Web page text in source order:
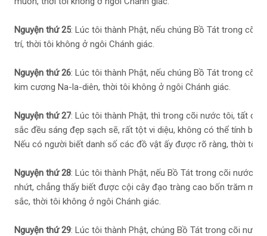
Nguyện thứ 25: Lúc tôi thành Phật, nếu chúng Bồ Tát trong cõi
trí, thời tôi không ở ngôi Chánh giác.
Nguyện thứ 26: Lúc tôi thành Phật, nếu chúng Bồ Tát trong cõi
kim cương Na-la-diên, thời tôi không ở ngôi Chánh giác.
Nguyện thứ 27: Lúc tôi thành Phật, thì trong cõi nước tôi, tất cả
sắc đều sáng đẹp sạch sẽ, rất tột vi diệu, không có thể tính
Nếu có người biết danh số các đồ vật ấy được rõ ràng, thời tôi
Nguyện thứ 28: Lúc tôi thành Phật, nếu Bồ Tát trong cõi nước
nhứt, chẳng thấy biết được cội cây đạo tràng cao bốn trăm
sắc, thời tôi không ở ngôi Chánh giác.
Nguyện thứ 29: Lúc tôi thành Phật, chúng Bồ Tát trong cõi